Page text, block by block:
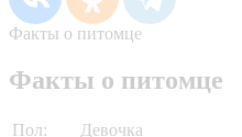
Факты о питомце
Факты о питомце
Пол:
Девочка